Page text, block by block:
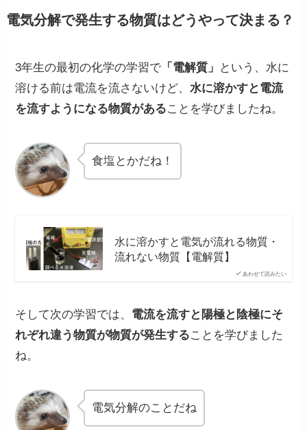
電気分解で発生する物質はどうやって決まる？
3年生の最初の化学の学習で 「電解質」
という、水に
溶ける前は電流を流さないけど、水に溶かすと電流
を流すようになる物質があることを学びましたね。
食塩とかだね！
あわせて読みたい
水に溶かすと電気が流れる物質・
流れない物質【電解質】
そして次の学習では、 電流を流すと陽極と陰極にそ
れぞれ違う物質が物質が発生することを学びました
ね。
電気分解のことだね